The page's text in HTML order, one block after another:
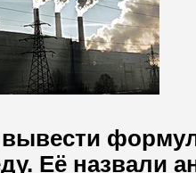
Её назвали